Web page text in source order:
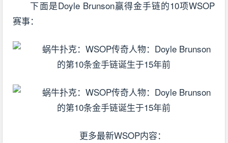
下面是Doyle Brunson赢得金手链的10项WSOP
赛事：
更多最新WSOP内容：